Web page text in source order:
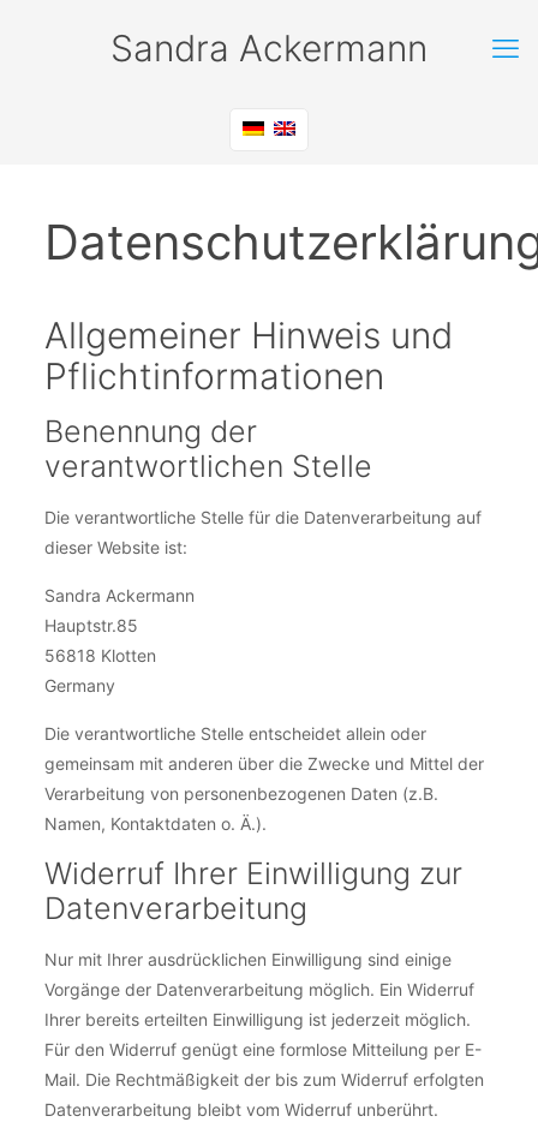
Sandra Ackermann
Allgemeiner Hinweis und
Pflichtinformationen
Benennung der
verantwortlichen Stelle
Die verantwortliche Stelle für die Datenverarbeitung auf
dieser Website ist:
Sandra Ackermann
Hauptstr.85
56818 Klotten
Germany
Die verantwortliche Stelle entscheidet allein oder
gemeinsam mit anderen über die Zwecke und Mittel der
Verarbeitung von personenbezogenen Daten (z.B.
Namen, Kontaktdaten o. Ä.).
Widerruf Ihrer Einwilligung zur
Datenverarbeitung
Nur mit Ihrer ausdrücklichen Einwilligung sind einige
Vorgänge der Datenverarbeitung möglich. Ein Widerruf
Ihrer bereits erteilten Einwilligung ist jederzeit möglich.
Für den Widerruf genügt eine formlose Mitteilung per E-
Mail. Die Rechtmäßigkeit der bis zum Widerruf erfolgten
Datenverarbeitung bleibt vom Widerruf unberührt.